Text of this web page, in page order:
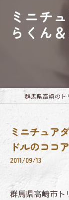
ミニチ
らくん
ミニチュア
ドルのココ
2011/09/13
群馬県高崎市ト